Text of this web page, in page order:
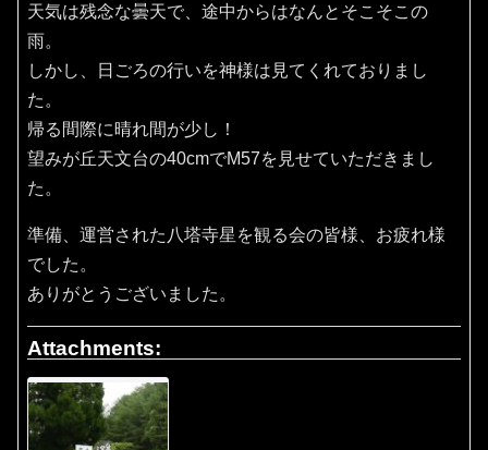
天気は残念な曇天で、途中からはなんとそこそこの
雨。
しかし、日ごろの行いを神様は見てくれておりまし
た。
帰る間際に晴れ間が少し！
望みが丘天文台の40cmでM57を見せていただきまし
た。
準備、運営された八塔寺星を観る会の皆様、お疲れ様
でした。
ありがとうございました。
Attachments: